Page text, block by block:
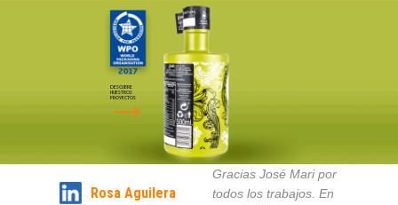
DESCUBRE
NUESTROS
PROYECTOS
Rosa Aguilera
Gracias José Mari por
todos los trabajos. En